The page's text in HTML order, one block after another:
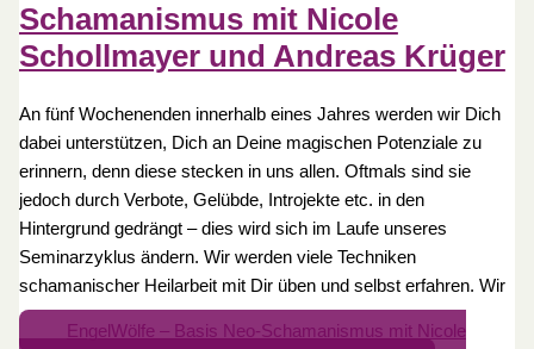
Schamanismus mit Nicole
Schollmayer und Andreas Krüger
An fünf Wochenenden innerhalb eines Jahres werden wir Dich
dabei unterstützen, Dich an Deine magischen Potenziale zu
erinnern, denn diese stecken in uns allen. Oftmals sind sie
jedoch durch Verbote, Gelübde, Introjekte etc. in den
Hintergrund gedrängt – dies wird sich im Laufe unseres
Seminarzyklus ändern. Wir werden viele Techniken
schamanischer Heilarbeit mit Dir üben und selbst erfahren. Wir
EngelWölfe – Basis Neo-Schamanismus mit Nicole